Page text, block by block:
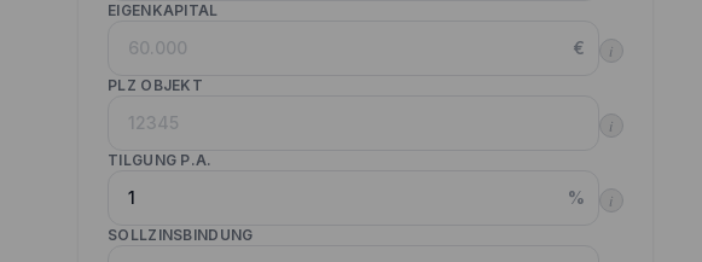
EIGENKAPITAL
€ i
PLZ OBJEKT
i
TILGUNG P.A.
% i
SOLLZINSBINDUNG